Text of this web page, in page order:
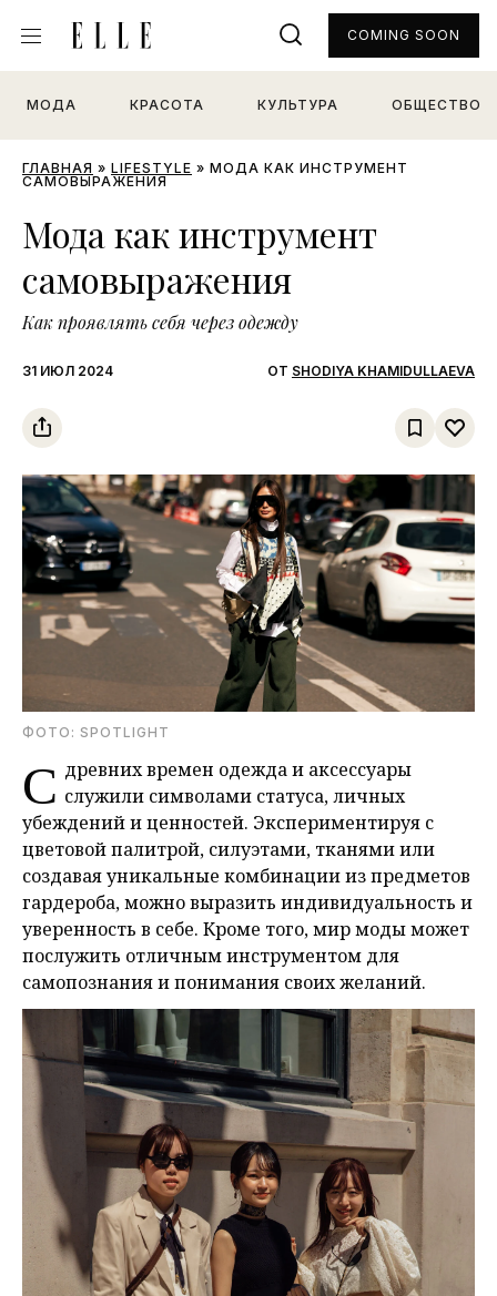
МОДА КРАСОТА КУЛЬТУРА ОБЩЕСТВО
COMING SOON
ГЛАВНАЯ » LIFESTYLE » МОДА КАК ИНСТРУМЕНТ
САМОВЫРАЖЕНИЯ
Мода как инструмент
самовыражения
Как проявлять себя через одежду
31 ИЮЛ 2024 ОТ SHODIYA KHAMIDULLAEVA
ФОТО: SPOTLIGHT
С древних времен одежда и аксессуары
служили символами статуса, личных
убеждений и ценностей. Экспериментируя с
цветовой палитрой, силуэтами, тканями или
создавая уникальные комбинации из предметов
гардероба, можно выразить индивидуальность и
уверенность в себе. Кроме того, мир моды может
послужить отличным инструментом для
самопознания и понимания своих желаний.